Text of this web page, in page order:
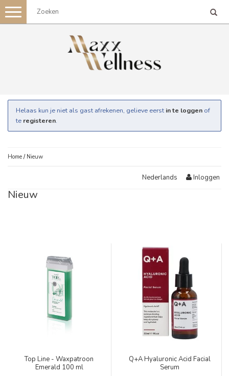
Toggle
navigation
Helaas kun je niet als gast afrekenen, gelieve eerst in te loggen of
te registeren.
Home / Nieuw
Nederlands Inloggen
Nieuw
Top Line - Waxpatroon
Emerald 100 ml
Q+A Hyaluronic Acid Facial
Serum